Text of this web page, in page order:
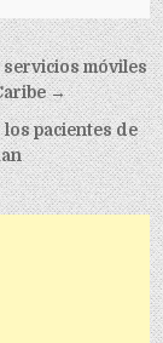
móviles
→
pacientes de